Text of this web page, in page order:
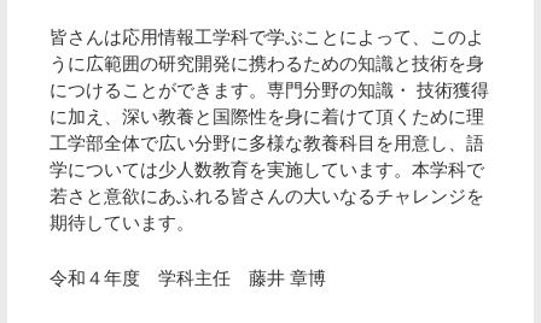
皆さんは応用情報工学科で学ぶことによって、このよ
うに広範囲の研究開発に携わるための知識と技術を身
につけることができます。専門分野の知識・ 技術獲得
に加え、深い教養と国際性を身に着けて頂くために理
工学部全体で広い分野に多様な教養科目を用意し、語
学については少人数教育を実施しています。本学科で
若さと意欲にあふれる皆さんの大いなるチャレンジを
期待しています。
令和４年度 学科主任 藤井 章博